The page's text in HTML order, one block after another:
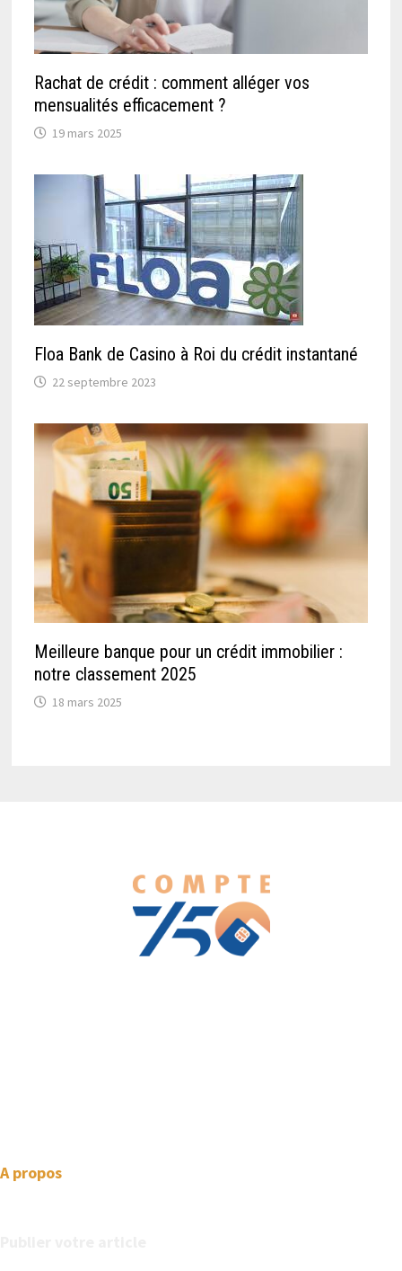
Rachat de crédit : comment alléger vos
mensualités efficacement ?
19 mars 2025
Floa Bank de Casino à Roi du crédit instantané
22 septembre 2023
Meilleure banque pour un crédit immobilier :
notre classement 2025
18 mars 2025
A propos